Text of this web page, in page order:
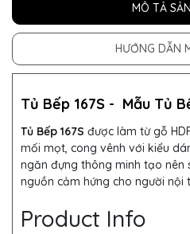
MÔ TẢ
HƯỚNG DẪN
Tủ Bếp 167S - Mẫu Tủ
Tủ Bếp 167S được làm từ gỗ
mối mọt, cong vênh với kiểu
ngăn đựng thông minh tạo nên
nguồn cảm hứng cho người nội
Product Info